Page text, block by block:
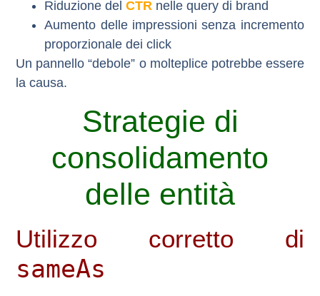
Riduzione delCTR nelle query di brand
Aumento delle impressioni senza incremento
proporzionale dei click
Un pannello “debole” o molteplice potrebbe essere
la causa.
Strategie di
consolidamento
delle entità
Utilizzo corretto di
sameAs